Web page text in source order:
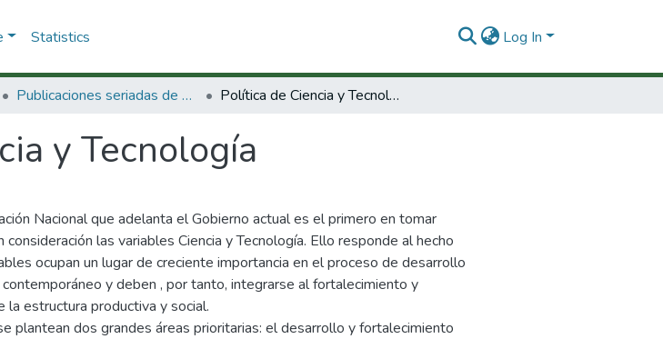
Statistics Log In
Publicaciones seriadas de Minciencias Política de Ciencia y Tecnología
y Tecnología
Nacional que adelanta el Gobierno actual es el primero en tomar
las variables Ciencia y Tecnología. Ello responde al hecho
ocupan un lugar de creciente importancia en el proceso de desarrollo
y deben , por tanto, integrarse al fortalecimiento y
la estructura productiva y social.
plantean dos grandes áreas prioritarias: el desarrollo y fortalecimiento